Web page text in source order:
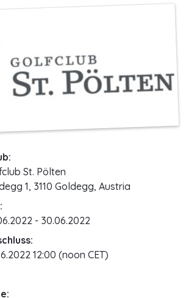
St. Pölten
1, 3110 Goldegg, Austria
- 30.06.2022
12:00 (noon CET)